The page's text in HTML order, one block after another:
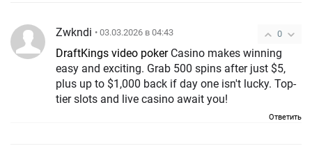
0
Zwkndi • 03.03.2026 в 04:43
DraftKings video pokerCasino makes winning
easy and exciting. Grab 500 spins after just $5,
plus up to $1,000 back if day one isn't lucky. Top-
tier slots and live casino await you!
Ответить